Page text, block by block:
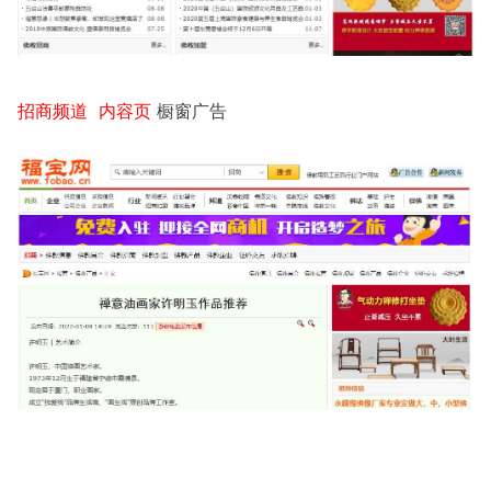
招商频道 内容页 橱窗广告